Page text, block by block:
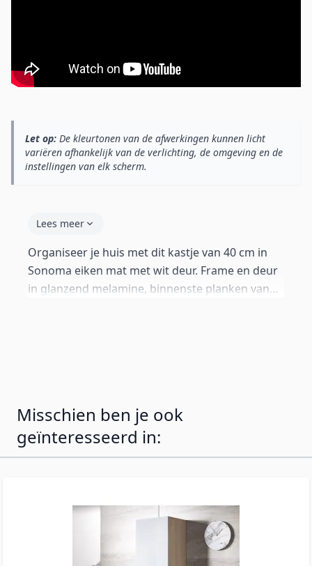
Let op: De kleurtonen van de afwerkingen kunnen licht
variëren afhankelijk van de verlichting, de omgeving en de
instellingen van elk scherm.
Lees meer
Organiseer je huis met dit kastje van 40 cm in
Sonoma eiken mat met wit deur. Frame en deur
in glanzend melamine, binnenste planken van
Misschien ben je ook
geïnteresseerd in: